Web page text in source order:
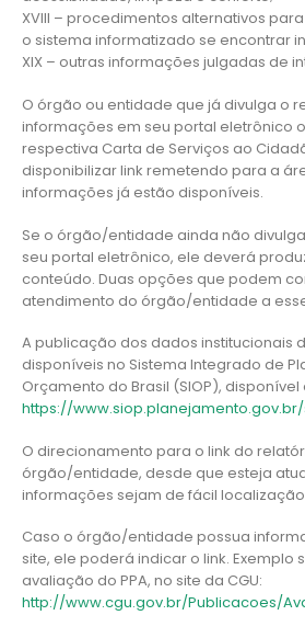
XVIII – procedimentos alternativos
o sistema informatizado se encontrar
XIX – outras informações julgadas de
O órgão ou entidade que já divulga o
informações em seu portal eletrônico
respectiva Carta de Serviços ao
disponibilizar link remetendo para a
informações já estão disponíveis.
Se o órgão/entidade ainda não
seu portal eletrônico, ele deverá
conteúdo. Duas opções que podem
atendimento do órgão/entidade a
A publicação dos dados institucionais
disponíveis no Sistema Integrado de
Orçamento do Brasil (SIOP), disponível
https://
O direcionamento para o link do
órgão/entidade, desde que esteja
informações sejam de fácil
Caso o órgão/entidade possua
site, ele poderá indicar o link. Exemplo
avaliação do PPA, no site da CGU:
http://www.cgu.gov.br/Publicacoes/